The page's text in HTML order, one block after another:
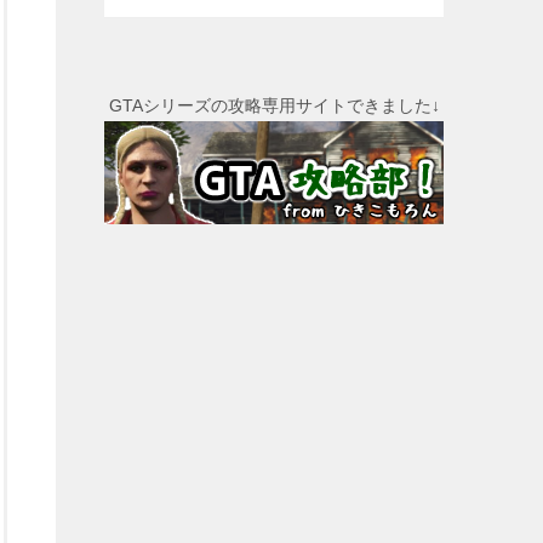
GTAシリーズの攻略専用サイトできました↓